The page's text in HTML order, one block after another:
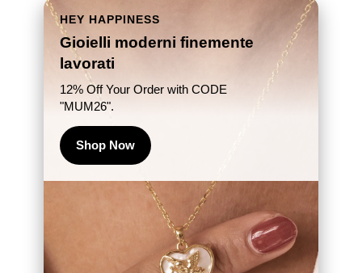
HEY HAPPINESS
Gioielli moderni finemente
lavorati
12% Off Your Order with CODE
"MUM26".
Shop Now